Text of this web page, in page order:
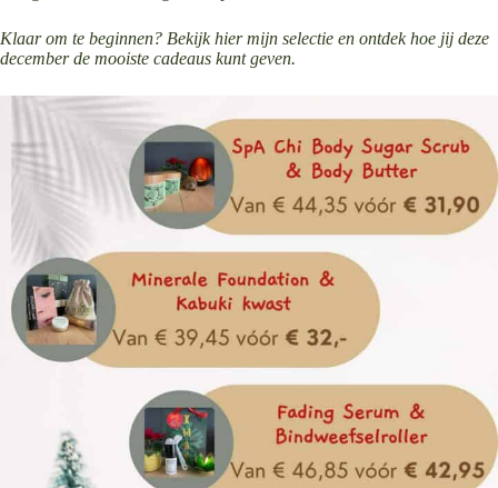
Klaar om te beginnen? Bekijk hier mijn selectie en ontdek hoe jij deze
december de mooiste cadeaus kunt geven.